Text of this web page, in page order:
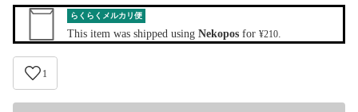
らくらくメルカリ便
This item was shipped using Nekopos for ¥210
1